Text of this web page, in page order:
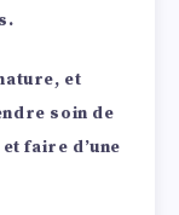
et
soin de
faire d’une